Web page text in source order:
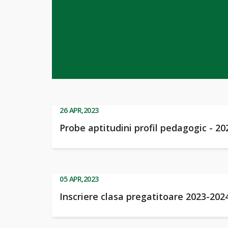
26APR,2023
Probe aptitudini profil pedagogic -
05APR,2023
Inscriere clasa pregatitoare 2023-